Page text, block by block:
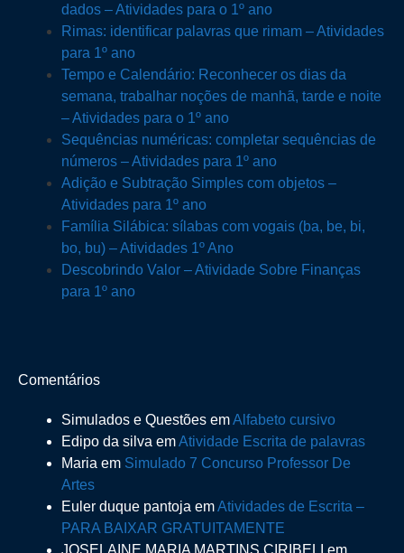
dados – Atividades para o 1º ano
Rimas: identificar palavras que rimam – Atividades
para 1º ano
Tempo e Calendário: Reconhecer os dias da
semana, trabalhar noções de manhã, tarde e noite
– Atividades para o 1º ano
Sequências numéricas: completar sequências de
números – Atividades para 1º ano
Adição e Subtração Simples com objetos –
Atividades para 1º ano
Família Silábica: sílabas com vogais (ba, be, bi,
bo, bu) – Atividades 1º Ano
Descobrindo Valor – Atividade Sobre Finanças
para 1º ano
Comentários
Simulados e Questões emAlfabeto cursivo
Edipo da silva emAtividade Escrita de palavras
Maria em Simulado 7 Concurso Professor De
Artes
Euler duque pantoja emAtividades de Escrita –
PARA BAIXAR GRATUITAMENTE
JOSELAINE MARIA MARTINS CIRIBELI
em